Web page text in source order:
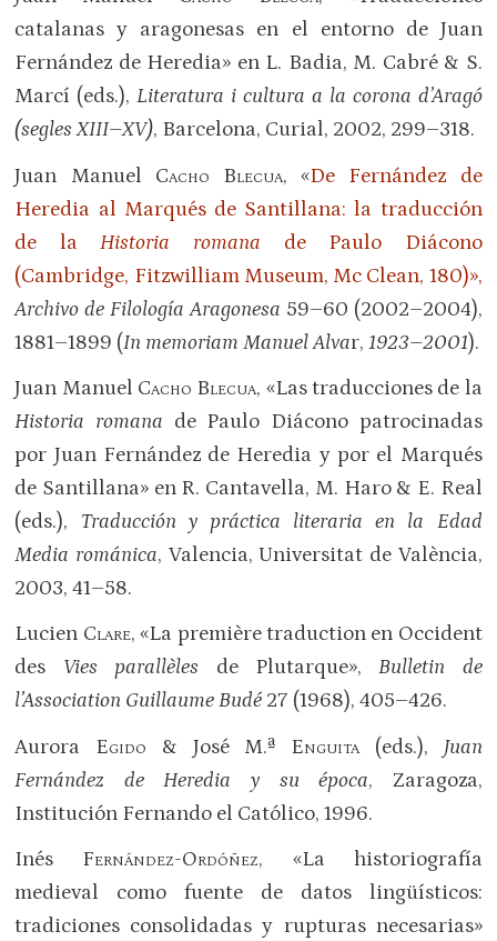
catalanas y aragonesas en el entorno de Juan
Fernández de Heredia» en L. Badia, M. Cabré & S.
Marcí (eds.),Literatura i cultura a la corona d’Aragó
(seglesXIII–XV), Barcelona, Curial, 2002, 299–318.
Juan Manuel Cacho Blecua,«De Fernández de
Heredia al Marqués de Santillana: la traducción
de laHistoria romana de Paulo Diácono
(Cambridge, Fitzwilliam Museum, Mc Clean, 180)»,
Archivo de Filología Aragonesa 59–60 (2002–2004),
1881–1899 (In memoriam Manuel Alvar,1923–2001).
Juan Manuel Cacho Blecua, «Las traducciones de la
Historia romana de Paulo Diácono patrocinadas
por Juan Fernández de Heredia y por el Marqués
de Santillana» en R. Cantavella, M. Haro & E. Real
(eds.), Traducción y práctica literaria en la Edad
Media románica, Valencia, Universitat de València,
2003, 41–58.
Lucien Clare, «La première traduction en Occident
des Vies parallèles de Plutarque»,Bulletin de
l’Association Guillaume Budé 27 (1968), 405–426.
Aurora Egido & José M.ª Enguita (eds.), Juan
Fernández de Heredia y su época, Zaragoza,
Institución Fernando el Católico, 1996.
Inés Fernández-Ordóñez, «La historiografía
medieval como fuente de datos lingüísticos:
tradiciones consolidadas y rupturas necesarias»